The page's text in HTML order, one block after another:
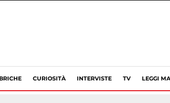
CURIOSITÀ INTERVISTE TV LEGGI